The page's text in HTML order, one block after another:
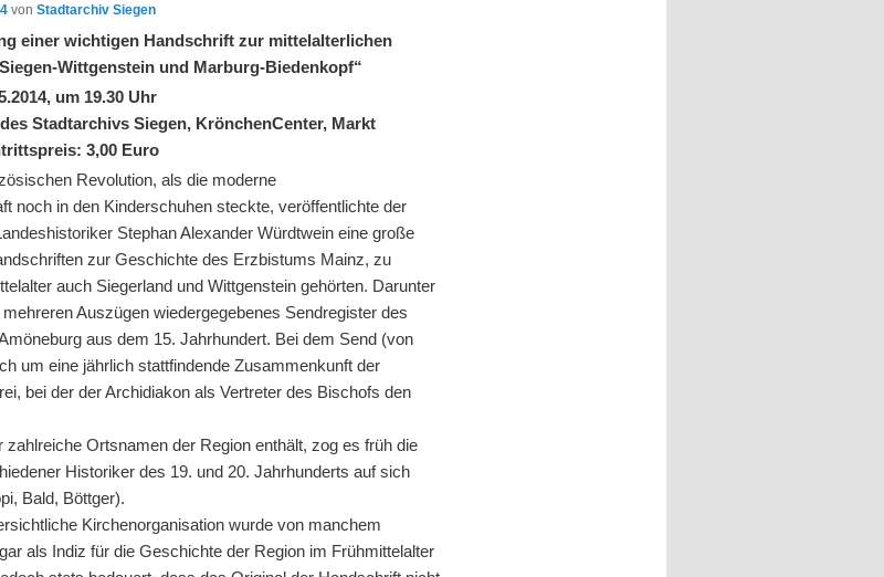
vonStadtarchiv Siegen
einer wichtigen Handschrift zur mittelalterlichen
Wittgenstein und Marburg-Biedenkopf“
um 19.30 Uhr
Stadtarchivs Siegen, KrönchenCenter, Markt
3,00 Euro
Revolution, als die moderne
noch in den Kinderschuhen steckte, veröffentlichte der
Stephan Alexander Würdtwein eine große
zur Geschichte des Erzbistums Mainz, zu
auch Siegerland und Wittgenstein gehörten. Darunter
Auszügen wiedergegebenes Sendregister des
aus dem 15. Jahrhundert. Bei dem Send (von
um eine jährlich stattfindende Zusammenkunft der
bei der der Archidiakon als Vertreter des Bischofs den
zahlreiche Ortsnamen der Region enthält, zog es früh die
Historiker des 19. und 20. Jahrhunderts auf sich
Bald, Böttger).
Kirchenorganisation wurde von manchem
als Indiz für die Geschichte der Region im Frühmittelalter